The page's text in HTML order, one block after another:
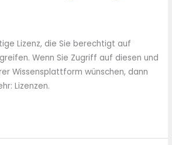
Lizenz, die Sie berechtigt auf
Wenn Sie Zugriff auf diesen und
Wissensplattform wünschen, dann
Lizenzen.